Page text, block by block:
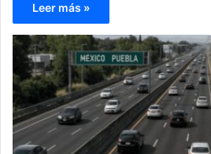
Leer más »